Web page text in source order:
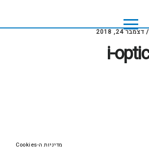
main
content
footer
/ דצמבר 24, 2018
i-optic
מדיניות ה-Cookies